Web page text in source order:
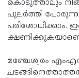
കൊടുത്താലും
പുലർത്തി
പരിശോധിക്കാം.
മഞ്ചേശ്വരം